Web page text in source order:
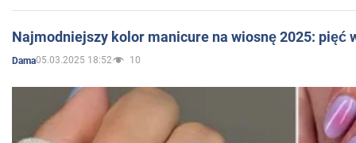
Najmodniejszy kolor manicure na wiosnę 2025: pięć
Dama05.03.2025 18:52 10